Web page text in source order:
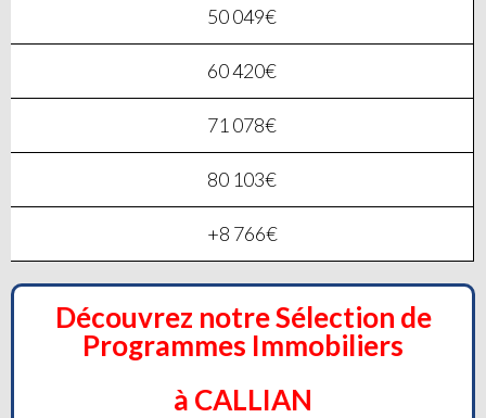
50 049€
60 420€
71 078€
80 103€
+8 766€
Découvrez notre Sélection de
Programmes Immobiliers
à CALLIAN